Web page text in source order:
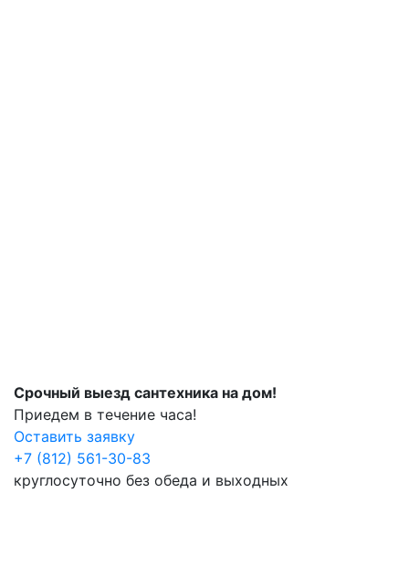
Срочный выезд сантехника на дом!
Приедем в течение часа!
Оставить заявку
+7 (812) 561-30-83
круглосуточно без обеда и выходных